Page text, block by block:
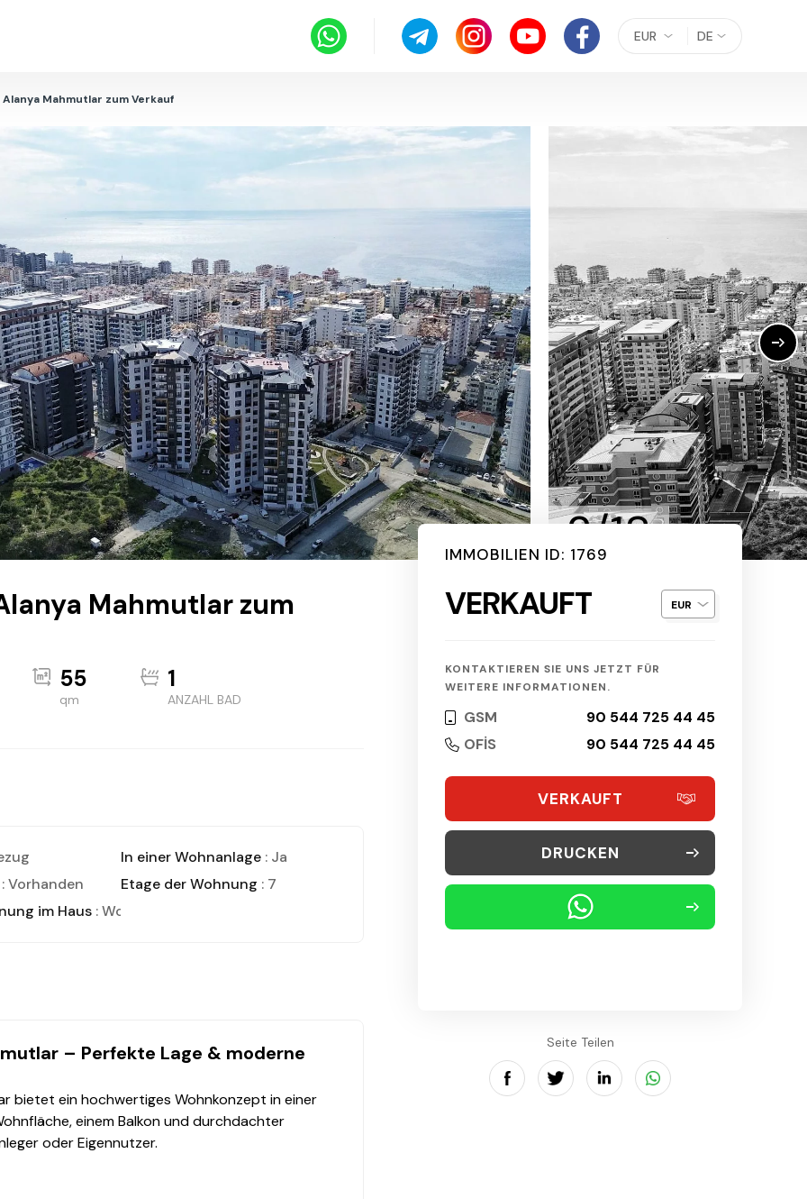
DE
EUR
Alanya Mahmutlar zum Verkauf
2/18
IMMOBILIEN ID: 1769
VERKAUFT
KONTAKTIEREN SIE UNS JETZT FÜR
WEITERE INFORMATIONEN.
GSM
90 544 725 44 45
OFİS
90 544 725 44 45
VERKAUFT
DRUCKEN
Seite Teilen
Mahmutlar zum
55
qm
1
ANZAHL BAD
In einer Wohnanlage : Ja
: Vorhanden Etage der Wohnung : 7
im Haus : Wohnung
– Perfekte Lage & moderne
bietet ein hochwertiges Wohnkonzept in einer
einem Balkon und durchdachter
oder Eigennutzer.